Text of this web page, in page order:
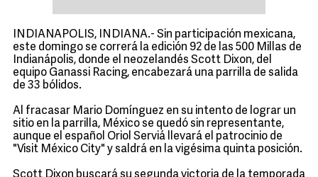
INDIANAPOLIS, INDIANA.- Sin participación mexicana,
este domingo se correrá la edición 92 de las 500 Millas de
Indianápolis, donde el neozelandés Scott Dixon, del
equipo Ganassi Racing, encabezará una parrilla de salida
de 33 bólidos.
Al fracasar Mario Domínguez en su intento de lograr un
sitio en la parrilla, México se quedó sin representante,
aunque el español Oriol Serviá llevará el patrocinio de
"Visit México City" y saldrá en la vigésima quinta posición.